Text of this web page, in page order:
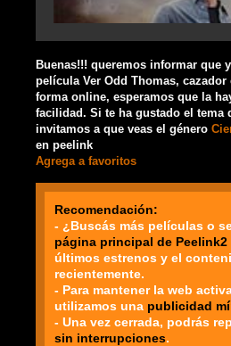
Buenas!!! queremos informar que
película Ver Odd Thomas, cazador
forma online, esperamos que la
facilidad. Si te ha gustado el tema
invitamos a que veas el género
en peelink
Agrega a favoritos
Recomendación:
- ¿Buscás más películas o
página principal de Peelink2
últimos estrenos y el
recientemente.
- Para mantener la web
utilizamos una publicidad
- Una vez cerrada, podrás
sin interrupciones.